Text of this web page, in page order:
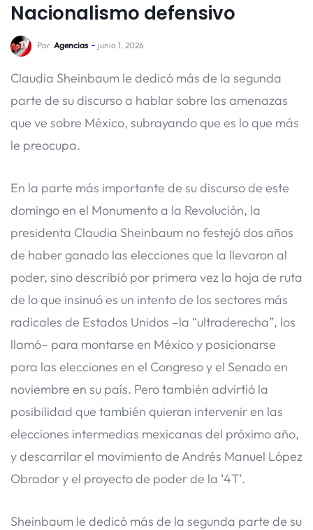
Nacionalismo defensivo
Por Agencias junio 1, 2026
Claudia Sheinbaum le dedicó más de la segunda
parte de su discurso a hablar sobre las amenazas
que ve sobre México, subrayando que es lo que más
le preocupa.
En la parte más importante de su discurso de este
domingo en el Monumento a la Revolución, la
presidenta Claudia Sheinbaum no festejó dos años
de haber ganado las elecciones que la llevaron al
poder, sino describió por primera vez la hoja de ruta
de lo que insinuó es un intento de los sectores más
radicales de Estados Unidos –la “ultraderecha”, los
llamó– para montarse en México y posicionarse
para las elecciones en el Congreso y el Senado en
noviembre en su país. Pero también advirtió la
posibilidad que también quieran intervenir en las
elecciones intermedias mexicanas del próximo año,
y descarrilar el movimiento de Andrés Manuel López
Obrador y el proyecto de poder de la ‘4T’.
Sheinbaum le dedicó más de la segunda parte de su